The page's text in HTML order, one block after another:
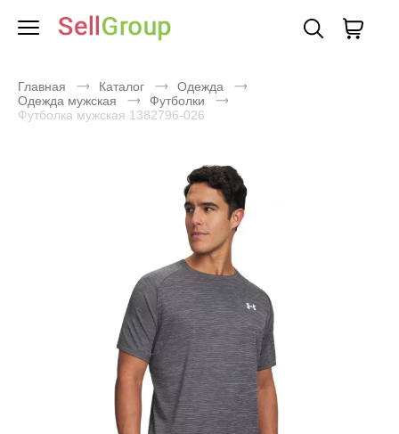
Главная Каталог
Одежда
Одежда мужская
Футболки
Футболка мужская 1382796-026